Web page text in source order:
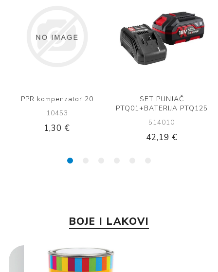
Hammerite - razrjeđivač 1 l
500225
15,49 €
Tubis - jednoručna
mješalica za umivaonik
474449
22,69 €
BOJE I LAKOVI